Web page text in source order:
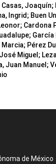
Casas,
Ingrid; Buen
Cardona
García
Pérez
Miguel;
Juan Manuel;
de México